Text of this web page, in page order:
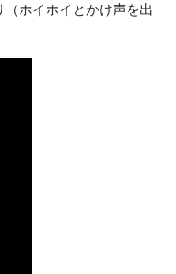
ホイホイとかけ声を出